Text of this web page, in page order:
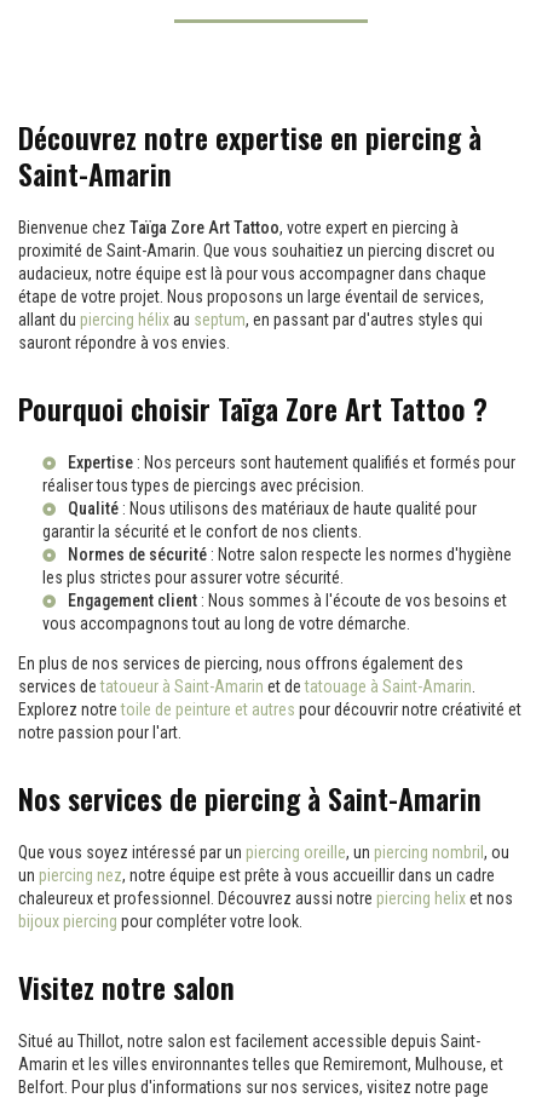
Découvrez notre expertise en piercing à
Saint-Amarin
Bienvenue chez Taïga Zore Art Tattoo, votre expert en piercing à
proximité de Saint-Amarin. Que vous souhaitiez un piercing discret ou
audacieux, notre équipe est là pour vous accompagner dans chaque
étape de votre projet. Nous proposons un large éventail de services,
allant du piercing hélixau septum, en passant par d'autres styles qui
sauront répondre à vos envies.
Pourquoi choisir Taïga Zore Art Tattoo ?
Expertise : Nos perceurs sont hautement qualifiés et formés pour
réaliser tous types de piercings avec précision.
Qualité : Nous utilisons des matériaux de haute qualité pour
garantir la sécurité et le confort de nos clients.
Normes de sécurité : Notre salon respecte les normes d'hygiène
les plus strictes pour assurer votre sécurité.
Engagement client : Nous sommes à l'écoute de vos besoins et
vous accompagnons tout au long de votre démarche.
En plus de nos services de piercing, nous offrons également des
services detatoueur à Saint-Amarin et detatouage à Saint-Amarin
Explorez notretoile de peinture et autres pour découvrir notre créativité et
notre passion pour l'art.
Nos services de piercing à Saint-Amarin
Que vous soyez intéressé par un piercing oreille, un piercing nombril , ou
un piercing nez, notre équipe est prête à vous accueillir dans un cadre
chaleureux et professionnel. Découvrez aussi notre piercing helixet nos
bijoux piercing pour compléter votre look.
Visitez notre salon
Situé au Thillot, notre salon est facilement accessible depuis Saint-
Amarin et les villes environnantes telles que Remiremont, Mulhouse, et
Belfort. Pour plus d'informations sur nos services, visitez notre page